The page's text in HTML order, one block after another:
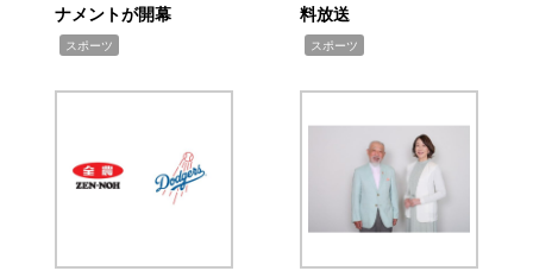
ナメントが開幕
スポーツ
料放送
スポーツ